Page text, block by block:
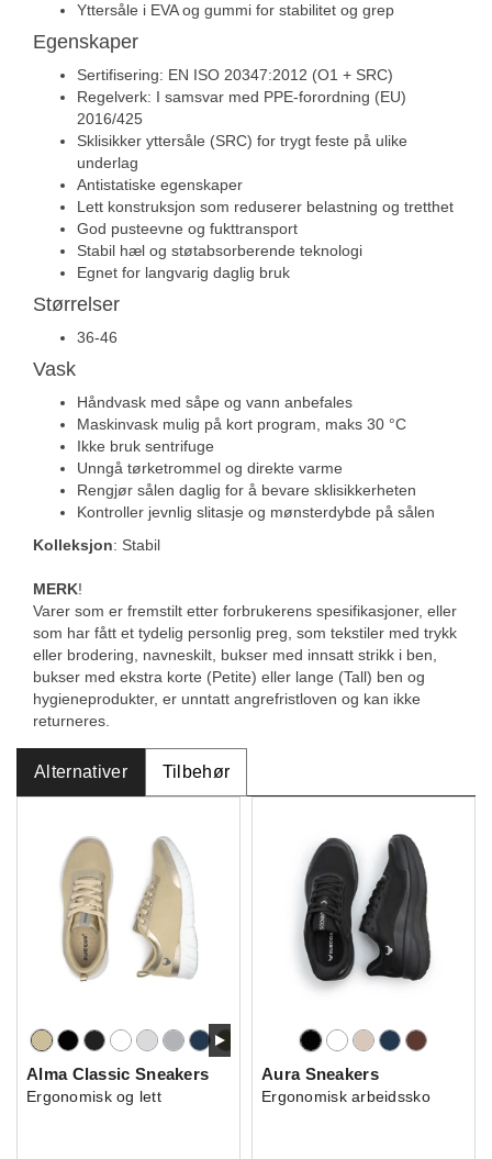
Yttersåle i EVA og gummi for stabilitet og grep
Egenskaper
Sertifisering: EN ISO 20347:2012 (O1 + SRC)
Regelverk: I samsvar med PPE-forordning (EU)
2016/425
Sklisikker yttersåle (SRC) for trygt feste på ulike
underlag
Antistatiske egenskaper
Lett konstruksjon som reduserer belastning og tretthet
God pusteevne og fukttransport
Stabil hæl og støtabsorberende teknologi
Egnet for langvarig daglig bruk
Størrelser
36-46
Vask
Håndvask med såpe og vann anbefales
Maskinvask mulig på kort program, maks 30 °C
Ikke bruk sentrifuge
Unngå tørketrommel og direkte varme
Rengjør sålen daglig for å bevare sklisikkerheten
Kontroller jevnlig slitasje og mønsterdybde på sålen
Kolleksjon: Stabil
MERK!
Varer som er fremstilt etter forbrukerens spesifikasjoner, eller
som har fått et tydelig personlig preg, som tekstiler med trykk
eller brodering, navneskilt, bukser med innsatt strikk i ben,
bukser med ekstra korte (Petite) eller lange (Tall) ben og
hygieneprodukter, er unntatt angrefristloven og kan ikke
returneres.
Alternativer Tilbehør
Alma Classic Sneakers
Ergonomisk og lett
Aura Sneakers
Ergonomisk arbeidssko